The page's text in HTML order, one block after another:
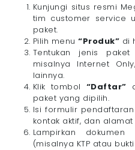
Kunjungi situs resmi
tim customer service
paket.
Pilih menu“Produk” di
Tentukan jenis
misalnya Internet
lainnya.
Klik tombol “Daftar”
paket yang dipilih.
Isi formulir
kontak aktif, dan
Lampirkan
(misalnya KTP atau